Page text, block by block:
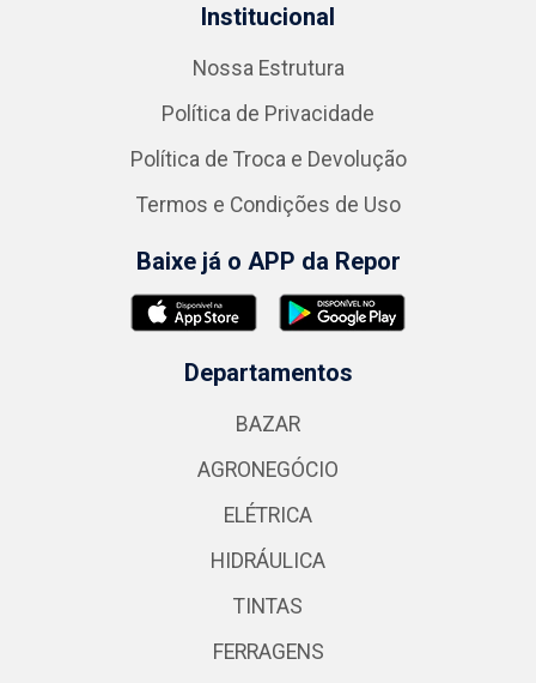
Institucional
Nossa Estrutura
Política de Privacidade
Política de Troca e Devolução
Termos e Condições de Uso
Baixe já o APP da Repor
Departamentos
BAZAR
AGRONEGÓCIO
ELÉTRICA
HIDRÁULICA
TINTAS
FERRAGENS